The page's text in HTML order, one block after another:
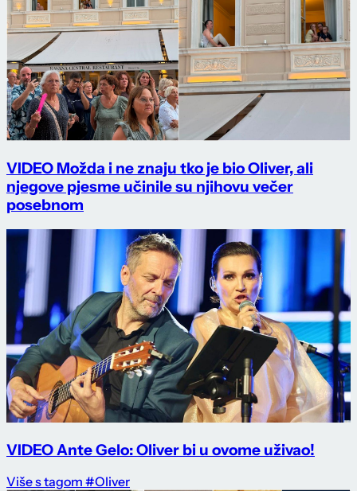
VIDEO Možda i ne znaju tko je bio Oliver, ali
njegove pjesme učinile su njihovu večer
posebnom
VIDEO Ante Gelo: Oliver bi u ovome uživao!
Više s tagom #Oliver